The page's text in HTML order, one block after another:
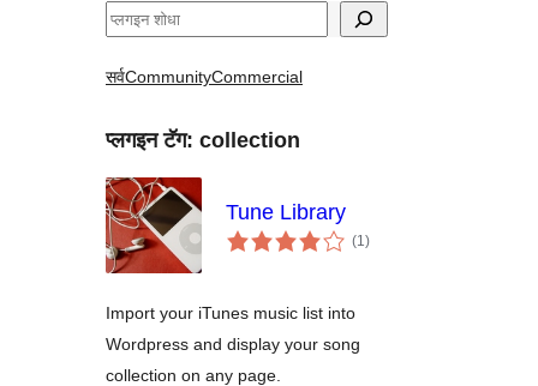
शोधा
सर्वCommunityCommercial
प्लगइन टॅग: collection
Tune Library
(1एकूण
मूल्यांकन
)
Import your iTunes music list into
Wordpress and display your song
collection on any page.